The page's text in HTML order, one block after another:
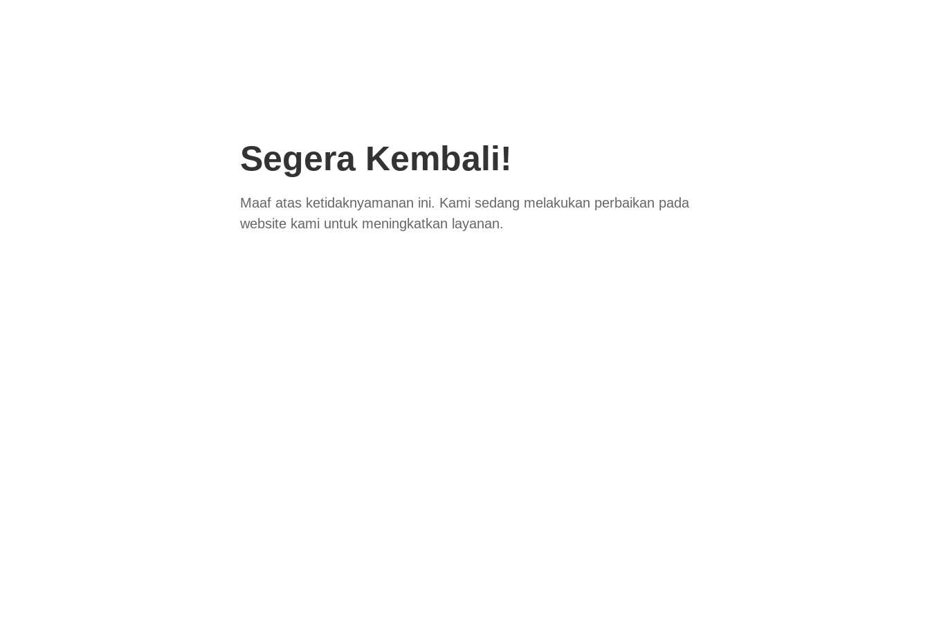
Segera Kembali!
Maaf atas ketidaknyamanan ini. Kami sedang melakukan perbaikan pada
website kami untuk meningkatkan layanan.